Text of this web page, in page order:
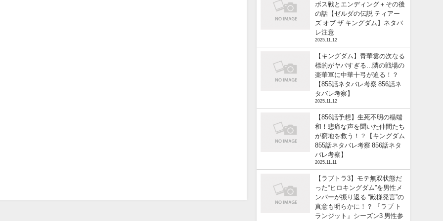
ボス戦とエンディング＋その後
の話【ゼルダの伝説 ティアー
ズ オブ ザ キングダム】ネタバ
レ注意
2025.11.12
【キングダム】青華雲の次なる
標的がヤバすぎる...隣の戦場の
楽華軍に中華十弓が迫る！？
【855話ネタバレ考察 856話ネ
タバレ考察】
2025.11.12
【856話予想】生死不明の楊端
和！悲痛な声を聞いた仲間たち
が窮地を救う！？【キングダム
855話ネタバレ考察 856話ネタ
バレ考察】
2025.11.11
【ラブトラ3】モテ無双状態だ
った“ヒロキングダム”を男性メ
ンバーが振り返る “殿様発言”の
真意も明らかに！？ 『ラブ ト
ランジット』シーズン3 男性参